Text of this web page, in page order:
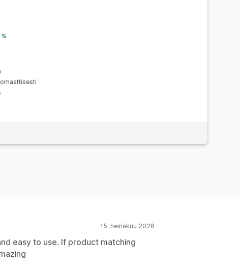
15. heinäkuu 2026
easy to use. If product matching